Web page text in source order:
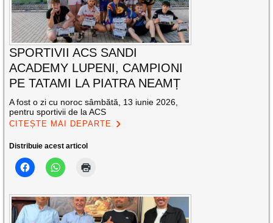
SPORTIVII ACS SANDI
ACADEMY LUPENI, CAMPIONI
PE TATAMI LA PIATRA NEAMȚ
A fost o zi cu noroc sâmbătă, 13 iunie 2026,
pentru sportivii de la ACS
CITEȘTE MAI DEPARTE
Distribuie acest articol